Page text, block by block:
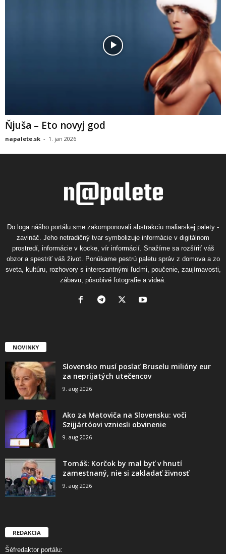
Ňjuša – Eto novyj god
napalete.sk - 1. jan 2026
Do loga nášho portálu sme zakomponovali abstrakciu maliarskej palety -
zavináč. Jeho netradičný tvar symbolizuje informácie v digitálnom
prostredí, informácie v kocke, vír informácií. Snažíme sa rozšíriť váš
obzor a spestriť váš život. Ponúkame pestrú paletu správ z domova a zo
sveta, kultúru, rozhovory s interesantnými ľuďmi, poučenie, zaujímavosti,
zábavu, pôsobivé fotografie a videá.
NOVINKY
Slovensko musí poslať Bruselu milióny eur
za neprijatých utečencov
9. aug 2026
Ako za Matoviča na Slovensku: voči
Szijjártóovi vzniesli obvinenie
9. aug 2026
Tomáš: Korčok by mal byť v hnutí
zamestnaný, nie si zakladať živnosť
9. aug 2026
REDAKCIA
Šéfredaktor portálu: